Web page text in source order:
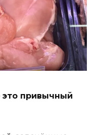
привычный